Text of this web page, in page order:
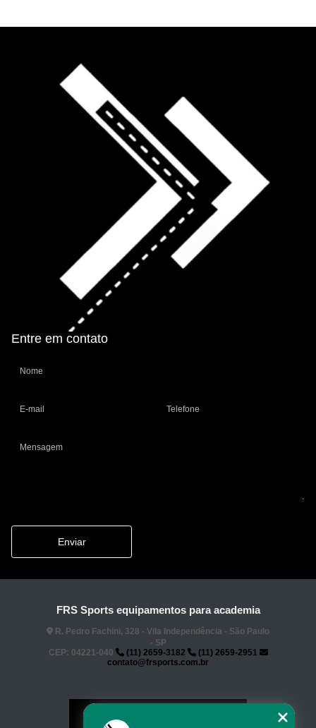
Entre em contato
Enviar
FRS Sports equipamentos para academia
R. Pedro Fachini, 328 - Vila Independência - São Paulo
- SP
CEP: 04221-040
(11) 2659-3182
(11) 2659-2951
contato@frsports.com.br